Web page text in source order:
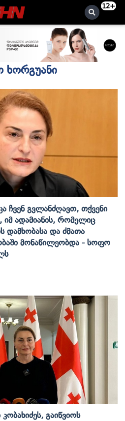
12+
ხორგუანი
Ჩვენ Გვლანძღავთ, Თქვენი
Იმ Ადამიანის, Რომელიც
Დამხობასა Და Ძმათა
Მონაწილეობდა - Სოფო
Გაიწვიოს